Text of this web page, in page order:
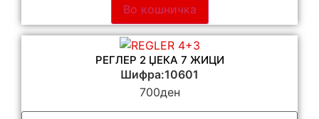
Во кошничка
РЕГЛЕР 2 ЏЕКА 7 ЖИЦИ
Шифра:10601
700ден